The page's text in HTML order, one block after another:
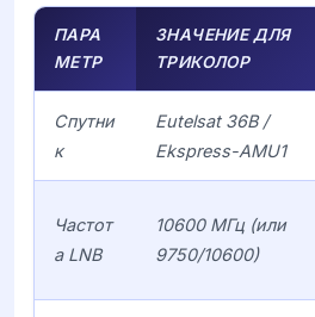
ПАРА
МЕТР
ЗНАЧЕНИЕ ДЛЯ
ТРИКОЛОР
Спутни
к
Eutelsat 36B /
Ekspress-AMU1
Частот
а LNB
10600 МГц (или
9750/10600)